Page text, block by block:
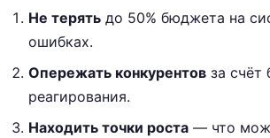
Не терять до 50% бюджета на
ошибках.
Опережать конкурентов за счёт
реагирования.
Находить точки роста — что